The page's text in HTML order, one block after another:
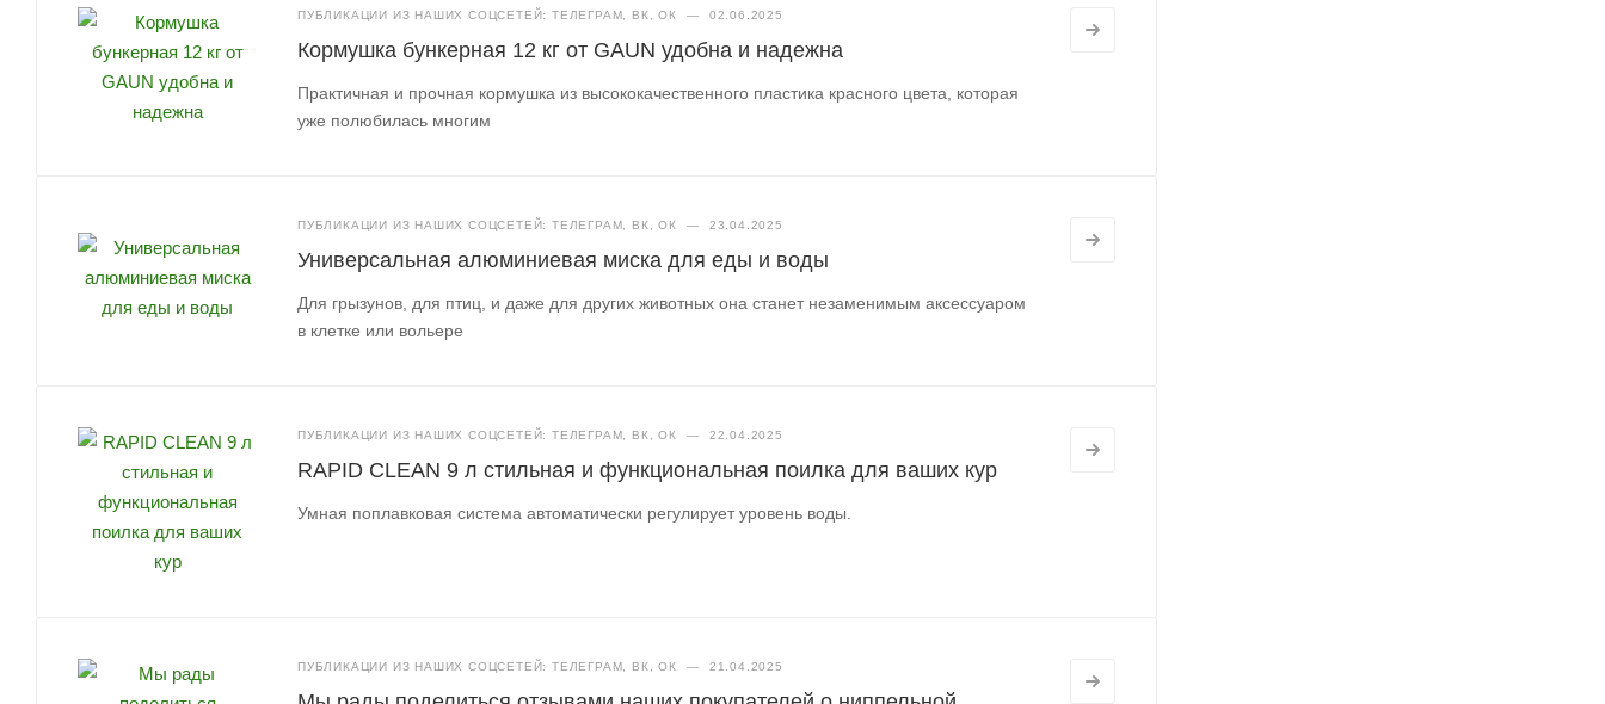
ПУБЛИКАЦИИ ИЗ НАШИХ СОЦСЕТЕЙ: ТЕЛЕГРАМ, ВК, ОК — 02.06.2025
Кормушка бункерная 12 кг от GAUN удобна и надежна
Практичная и прочная кормушка из высококачественного пластика красного цвета, которая
уже полюбилась многим
ПУБЛИКАЦИИ ИЗ НАШИХ СОЦСЕТЕЙ: ТЕЛЕГРАМ, ВК, ОК — 23.04.2025
Универсальная алюминиевая миска для еды и воды
Для грызунов, для птиц, и даже для других животных она станет незаменимым аксессуаром
в клетке или вольере
ПУБЛИКАЦИИ ИЗ НАШИХ СОЦСЕТЕЙ: ТЕЛЕГРАМ, ВК, ОК — 22.04.2025
RAPID CLEAN 9 л стильная и функциональная поилка для ваших кур
Умная поплавковая система автоматически регулирует уровень воды.
ПУБЛИКАЦИИ ИЗ НАШИХ СОЦСЕТЕЙ: ТЕЛЕГРАМ, ВК, ОК — 21.04.2025